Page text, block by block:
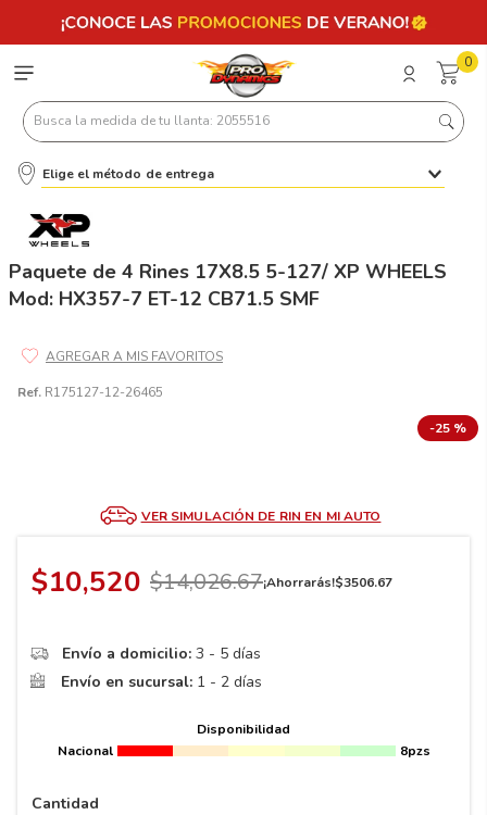
0
Busca la medida de tu llanta: 2055516
Elige el método de entrega
Paquete de 4 Rines 17X8.5 5-127/ XP WHEELS
Mod: HX357-7 ET-12 CB71.5 SMF
Ref. R175127-12-26465
-25 %
VER SIMULACIÓN DE RIN EN MI AUTO
$10,520 $14,026.67¡Ahorrarás!$3506.67
Envío a domicilio: 3 - 5 días
Envío en sucursal: 1 - 2 días
Disponibilidad
Nacional
8pzs
Cantidad
Términos más buscados
3. 225
9.265